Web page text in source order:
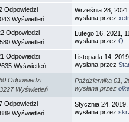
Odpowiedzi
Wyświetleń
Września 28,
wysłana przez
Odpowiedzi
Wyświetleń
Lutego 16, 2021,
wysłana przez Q
Odpowiedzi
Wyświetleń
Listopada 14,
wysłana przez
Odpowiedzi
Wyświetleń
Października 01,
wysłana przez
Odpowiedzi
Wyświetleń
Stycznia 24,
wysłana przez